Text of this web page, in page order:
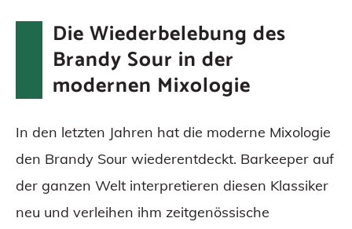
Die Wiederbelebung des
Brandy Sour in der
modernen Mixologie
In den letzten Jahren hat die moderne Mixologie
den Brandy Sour wiederentdeckt. Barkeeper auf
der ganzen Welt interpretieren diesen Klassiker
neu und verleihen ihm zeitgenössische